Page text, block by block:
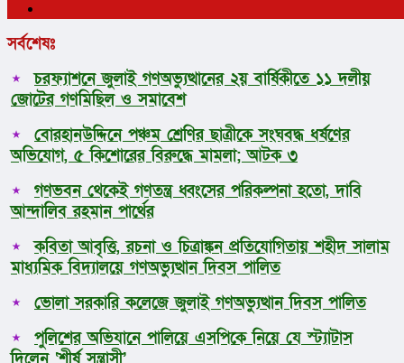
সর্বশেষঃ
চরফ্যাশনে জুলাই গণঅভ্যুত্থানের ২য় বার্ষিকীতে ১১ দলীয়
জোটের গণমিছিল ও সমাবেশ
বোরহানউদ্দিনে পঞ্চম শ্রেণির ছাত্রীকে সংঘবদ্ধ ধর্ষণের
অভিযোগ, ৫ কিশোরের বিরুদ্ধে মামলা; আটক ৩
গণভবন থেকেই গণতন্ত্র ধ্বংসের পরিকল্পনা হতো, দাবি
আন্দালিব রহমান পার্থের
কবিতা আবৃত্তি, রচনা ও চিত্রাঙ্কন প্রতিযোগিতায় শহীদ সালাম
মাধ্যমিক বিদ্যালয়ে গণঅভ্যুত্থান দিবস পালিত
ভোলা সরকারি কলেজে জুলাই গণঅভ্যুত্থান দিবস পালিত
পুলিশের অভিযানে পালিয়ে এসপিকে নিয়ে যে স্ট্যাটাস